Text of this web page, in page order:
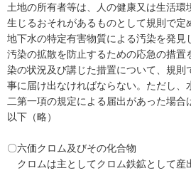
土地の所有者等は、人の健康又は生活環
生じるおそれがあるものとして規則で定
地下水の特定有害物質による汚染を発見
汚染の拡散を防止するための応急の措置
染の状況及び講じた措置について、規則
事に届け出なければならない。ただし、
二第一項の規定による届出があった場合
以下（略）
〇六価クロム及びその化合物
クロムは主としてクロム鉄鉱として産